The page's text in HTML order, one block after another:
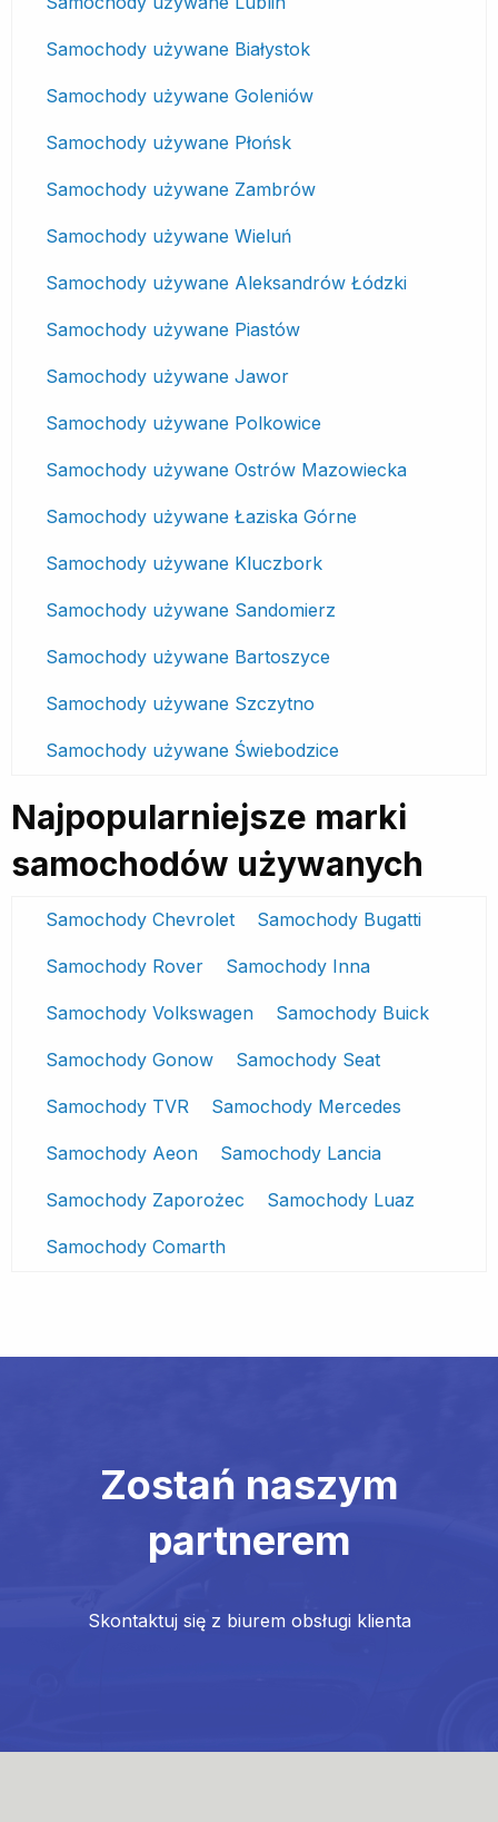
Samochody używane Białystok
Samochody używane Goleniów
Samochody używane Płońsk
Samochody używane Zambrów
Samochody używane Wieluń
Samochody używane Aleksandrów Łódzki
Samochody używane Piastów
Samochody używane Jawor
Samochody używane Polkowice
Samochody używane Ostrów Mazowiecka
Samochody używane Łaziska Górne
Samochody używane Kluczbork
Samochody używane Sandomierz
Samochody używane Bartoszyce
Samochody używane Szczytno
Samochody używane Świebodzice
Najpopularniejsze marki
samochodów używanych
Samochody Chevrolet Samochody Bugatti
Samochody Rover Samochody Inna
Samochody Volkswagen Samochody Buick
Samochody Gonow Samochody Seat
Samochody TVR Samochody Mercedes
Samochody Aeon Samochody Lancia
Samochody Zaporożec Samochody Luaz
Samochody Comarth
Zostań naszym
partnerem
Skontaktuj się z biurem obsługi klienta